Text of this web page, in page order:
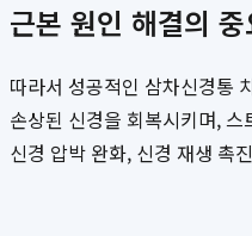
근본 원인 해결의 중
따라서 성공적인 삼차신경통
손상된 신경을 회복시키며,
신경 압박 완화, 신경 재생 촉